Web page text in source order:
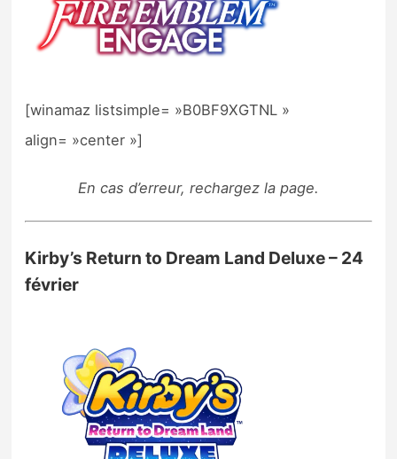
[winamaz listsimple= »B0BF9XGTNL »
align= »center »]
En cas d’erreur, rechargez la page.
Kirby’s Return to Dream Land Deluxe – 24
février